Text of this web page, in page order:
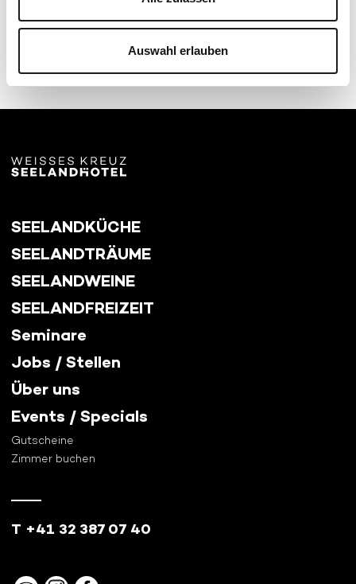
Auswahl erlauben
SEELANDKÜCHE
SEELANDTRÄUME
SEELANDWEINE
SEELANDFREIZEIT
Seminare
Jobs / Stellen
Über uns
Events / Specials
Gutscheine
Zimmer buchen
T +41 32 387 07 40